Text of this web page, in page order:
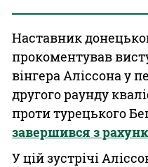
Наставник
прокоментував
вінгера Аліссона у
другого раунду
проти турецького
завершився з
У цій зустрічі